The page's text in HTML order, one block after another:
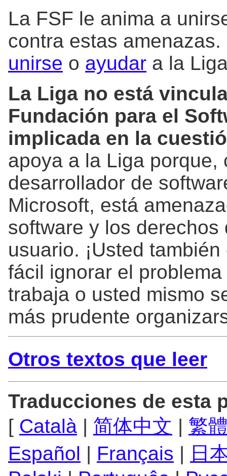
La FSF le anima a
contra estas
unirse o ayudar a la
La Liga no está
Fundación para el
implicada en la
apoya a la Liga porque,
desarrollador de
Microsoft, está
software y los
usuario. ¡Usted
fácil ignorar el
trabaja o usted mismo
más prudente
Otros textos que leer
Traducciones de esta
[ Català | 简体中文 | 繁
Español | Français | 日